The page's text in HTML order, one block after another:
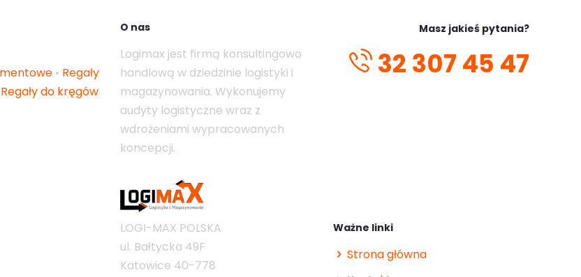
• Regały
Regały do kręgów
O nas
Logimax jest firmą konsultingowo
handlową w dziedzinie logistyki i
magazynowania. Wykonujemy
audyty logistyczne wraz z
wdrożeniami wypracowanych
koncepcji.
LOGI-MAX POLSKA
ul. Bałtycka 49F
Katowice 40-778
Masz jakieś pytania?
32 307 45 47
Ważne linki
Strona główna